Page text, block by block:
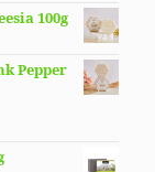
100g
Pepper